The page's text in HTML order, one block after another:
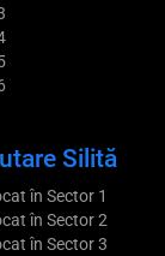
Silită
în Sector 1
în Sector 2
în Sector 3